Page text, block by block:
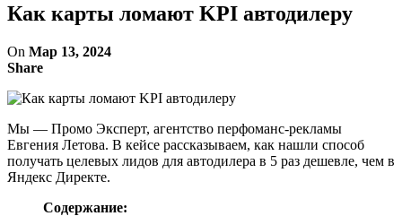
Как карты ломают KPI автодилеру
On Мар 13, 2024
Share
Мы — Промо Эксперт, агентство перфоманс-рекламы
Евгения Летова. В кейсе рассказываем, как нашли способ
получать целевых лидов для автодилера в 5 раз дешевле, чем в
Яндекс Директе.
Содержание: